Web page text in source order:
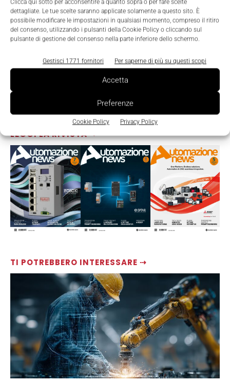
Clicca qui sotto per acconsentire a quanto sopra o per fare scelte
dettagliate. Le tue scelte saranno applicate solamente a questo sito. È
possibile modificare le impostazioni in qualsiasi momento, compreso il ritiro
del consenso, utilizzando i pulsanti della Cookie Policy o cliccando sul
pulsante di gestione del consenso nella parte inferiore dello schermo.
Gestisci 1771 fornitori Per saperne di più su questi scopi
Accetta
Preferenze
Cookie Policy Privacy Policy
LEGGI LA RIVISTA ⇢
TI POTREBBERO INTERESSARE ⇢